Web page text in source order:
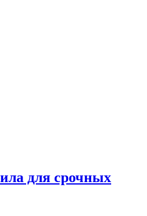
для срочных